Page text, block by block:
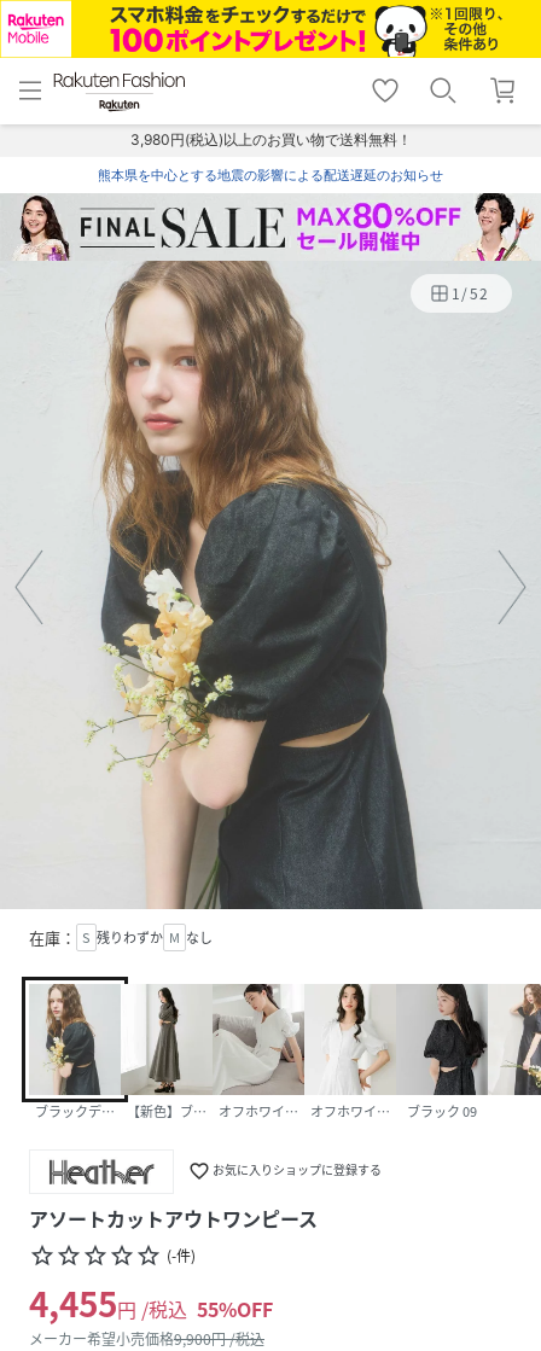
menu home
トップ
shopping_cart lock_outline
ログイン
3,980円(税込)以上のお買い物で送料無料！
熊本県を中心とする地震の影響による配送遅延のお知らせ
1/52
在庫： S 残りわずか M なし
ブラックデニム 10【新色】ブラックチェック 18
オフホワイト 05オフホワイト(サマーツイード) 08
ブラック 09
favorite_border お気に入りショップに登録する
アソートカットアウトワンピース
star_borderstar_borderstar_borderstar_borderstar_border (-件)
4,455円 /税込 55%OFF
メーカー希望小売価格9,900円 /税込